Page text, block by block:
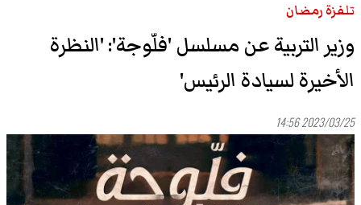
تلفزة رمضان
وزير التربية عن مسلسل 'فلّوجة': 'النظرة
الأخيرة لسيادة الرئيس'
2023/03/25 14:56